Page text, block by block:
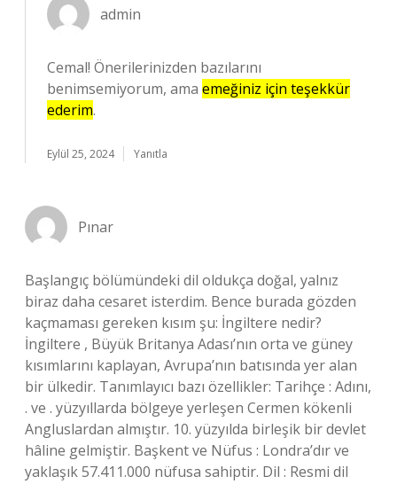
admin
Cemal! Önerilerinizden bazılarını
benimsemiyorum, ama emeğiniz için teşekkür
ederim.
Eylül 25, 2024 Yanıtla
Pınar
Başlangıç bölümündeki dil oldukça doğal, yalnız
biraz daha cesaret isterdim. Bence burada gözden
kaçmaması gereken kısım şu: İngiltere nedir?
İngiltere , Büyük Britanya Adası’nın orta ve güney
kısımlarını kaplayan, Avrupa’nın batısında yer alan
bir ülkedir. Tanımlayıcı bazı özellikler: Tarihçe : Adını,
. ve . yüzyıllarda bölgeye yerleşen Cermen kökenli
Angluslardan almıştır. 10. yüzyılda birleşik bir devlet
hâline gelmiştir. Başkent ve Nüfus : Londra’dır ve
yaklaşık 57.411.000 nüfusa sahiptir. Dil : Resmi dil